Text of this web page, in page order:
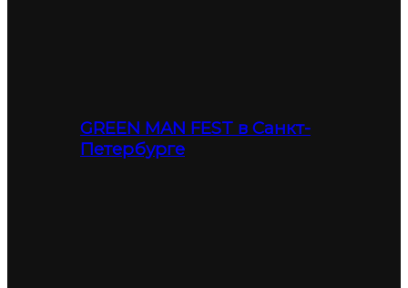
GREEN MAN FEST в Санкт-
Петербурге